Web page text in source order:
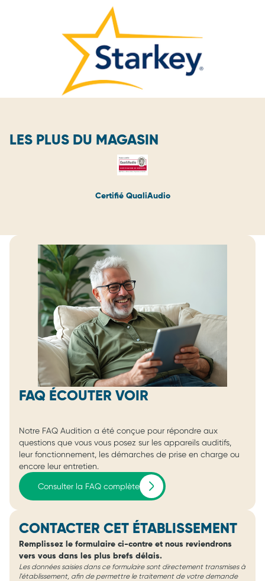
LES PLUS DU MAGASIN
Certifié QualiAudio
FAQ ÉCOUTER VOIR
Notre FAQ Audition a été conçue pour répondre aux
questions que vous vous posez sur les appareils auditifs,
leur fonctionnement, les démarches de prise en charge ou
encore leur entretien.
Consulter la FAQ complète
CONTACTER CET ÉTABLISSEMENT
Remplissez le formulaire ci-contre et nous reviendrons
vers vous dans les plus brefs délais.
Les données saisies dans ce formulaire sont directement transmises à
l'établissement, afin de permettre le traitement de votre demande